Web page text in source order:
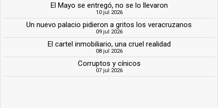
El Mayo se entregó, no se lo llevaron
10 jul 2026
Un nuevo palacio pidieron a gritos los veracruzanos
09 jul 2026
El cartel inmobiliario, una cruel realidad
08 jul 2026
Corruptos y cínicos
07 jul 2026